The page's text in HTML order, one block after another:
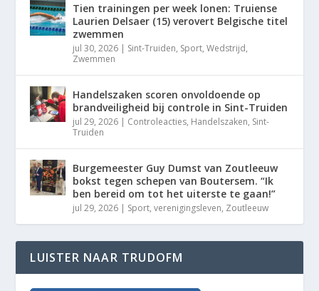
Tien trainingen per week lonen: Truiense
Laurien Delsaer (15) verovert Belgische titel
zwemmen
jul 30, 2026 | Sint-Truiden, Sport,Wedstrijd,
Zwemmen
Handelszaken scoren onvoldoende op
brandveiligheid bij controle in Sint-Truiden
jul 29, 2026 | Controleacties, Handelszaken, Sint-
Truiden
Burgemeester Guy Dumst van Zoutleeuw
bokst tegen schepen van Boutersem. “Ik
ben bereid om tot het uiterste te gaan!”
jul 29, 2026 | Sport,verenigingsleven, Zoutleeuw
LUISTER NAAR TRUDOFM